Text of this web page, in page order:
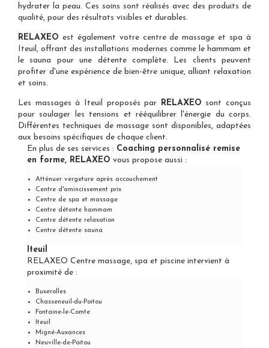
hydrater la peau. Ces soins sont réalisés avec des produits de
qualité, pour des résultats visibles et durables.
RELAXEO est également votre centre de massage et spa à
Iteuil , offrant des installations modernes comme le hammam et
le sauna pour une détente complète. Les clients peuvent
profiter d'une expérience de bien-être unique, alliant relaxation
et soins.
Les massages à Iteuil proposés par RELAXEO sont conçus
pour soulager les tensions et rééquilibrer l'énergie du corps.
Différentes techniques de massage sont disponibles, adaptées
aux besoins spécifiques de chaque client.
En plus de ses services : Coaching personnalisé remise
en forme, RELAXEO vous propose aussi :
Atténuer vergeture après accouchement
Centre d'amincissement prix
Centre de spa et massage
Centre détente hammam
Centre détente relaxation
Centre détente sauna
Iteuil
RELAXEO Centre massage, spa et piscine intervient à
proximité de :
Buxerolles
Chasseneuil-du-Poitou
Fontaine-le-Comte
Iteuil
Migné-Auxances
Neuville-de-Poitou